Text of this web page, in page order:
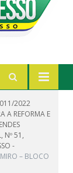
011/2022
A REFORMA E
Nº 51,
-
– BLOCO